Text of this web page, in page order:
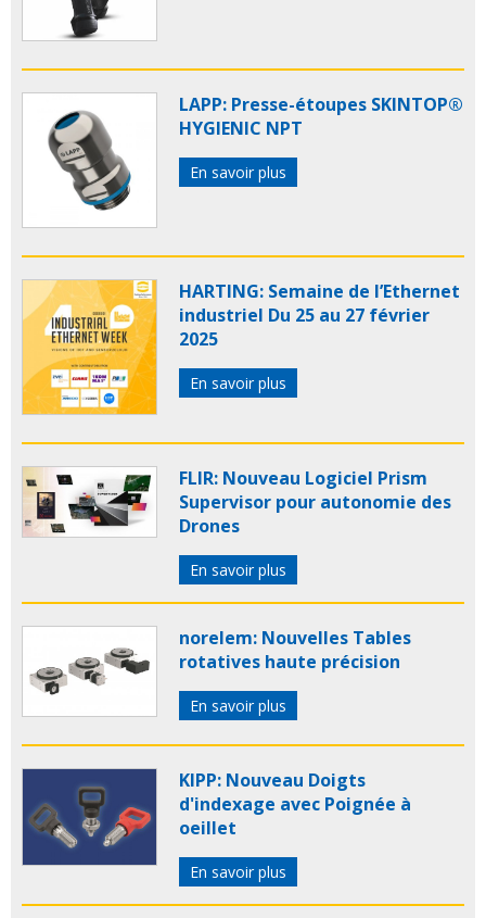
LAPP: Presse-étoupes SKINTOP®
HYGIENIC NPT
En savoir plus
HARTING: Semaine de l’Ethernet
industriel Du 25 au 27 février
2025
En savoir plus
FLIR: Nouveau Logiciel Prism
Supervisor pour autonomie des
Drones
En savoir plus
norelem: Nouvelles Tables
rotatives haute précision
En savoir plus
KIPP: Nouveau Doigts
d'indexage avec Poignée à
oeillet
En savoir plus